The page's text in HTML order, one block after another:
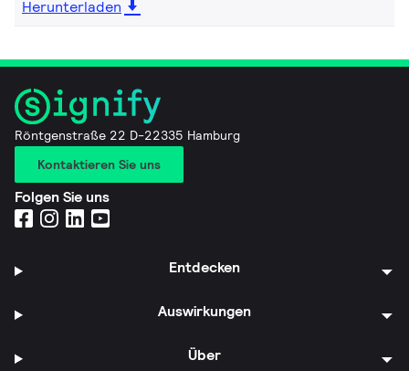
Herunterladen
Röntgenstraße 22 D-22335 Hamburg
Kontaktieren Sie uns
Folgen Sie uns
Entdecken
Auswirkungen
Über